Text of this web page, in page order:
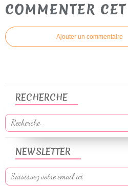
COMMENTER
Ajouter un commentaire
NEWSLETTER
RECHERCHE